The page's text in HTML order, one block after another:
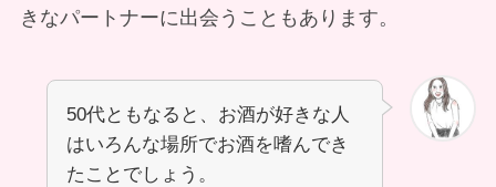
きなパートナーに出会うこともあります。
50代ともなると、お酒が好きな人
はいろんな場所でお酒を嗜んでき
たことでしょう。